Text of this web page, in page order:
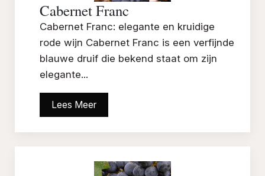
Cabernet Franc
Cabernet Franc: elegante en kruidige
rode wijn Cabernet Franc is een verfijnde
blauwe druif die bekend staat om zijn
elegante...
Lees Meer